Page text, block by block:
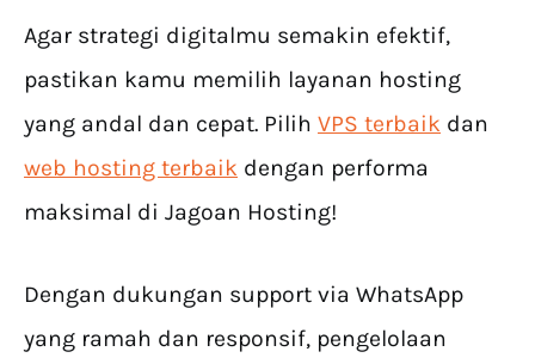
Agar strategi digitalmu semakin efektif,
pastikan kamu memilih layanan hosting
yang andal dan cepat. Pilih VPS terbaik dan
web hosting terbaik dengan performa
maksimal di Jagoan Hosting!
Dengan dukungan support via WhatsApp
yang ramah dan responsif, pengelolaan